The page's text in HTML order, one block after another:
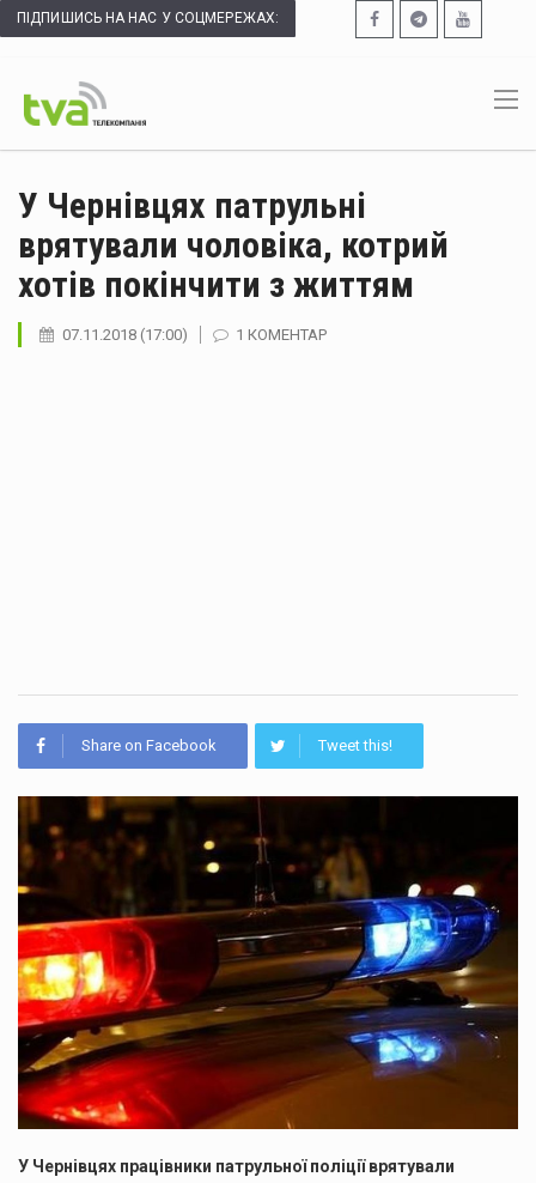
ПІДПИШИСЬ НА НАС У СОЦМЕРЕЖАХ:
У Чернівцях патрульні
врятували чоловіка, котрий
хотів покінчити з життям
07.11.2018 (17:00) 1 КОМЕНТАР
Share on Facebook Tweet this!
У Чернівцях працівники патрульної поліції врятували